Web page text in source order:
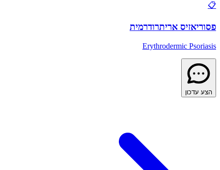
📋
פסוריאזיס אריתרודרמית
Erythrodermic Psoriasis
הצע עדכון